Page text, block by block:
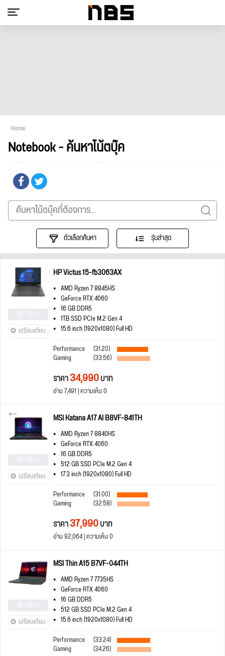
Home
Notebook - ค้นหาโน้ตบุ๊ค
ตัวเลือกค้นหา รุ่นล่าสุด
เปรียบเทียบ
HP Victus 15-fb3063AX
AMD Ryzen 7 8845HS
GeForce RTX 4060
16 GB DDR5
1TB SSD PCIe M.2 Gen 4
15.6 inch (1920x1080) Full HD
Performance
(31.20)
Gaming (33.56)
ราคา34,990บาท
อ่าน 7,491 | ความเห็น 0
เปรียบเทียบ
MSI Katana A17 AI B8VF-841TH
AMD Ryzen 7 8840HS
GeForce RTX 4060
16 GB DDR5
512 GB SSD PCIe M.2 Gen 4
17.3 inch (1920x1080) Full HD
Performance
(31.00)
Gaming (32.58)
ราคา37,990บาท
อ่าน 92,064 | ความเห็น 0
เปรียบเทียบ
MSI Thin A15 B7VF-044TH
AMD Ryzen 7 7735HS
GeForce RTX 4060
16 GB DDR5
512 GB SSD PCIe M.2 Gen 4
15.6 inch (1920x1080) Full HD
Performance
(33.24)
Gaming (34.26)